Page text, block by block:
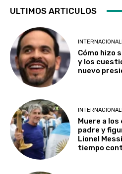
ULTIMOS ARTICULOS
Cómo hizo
y los
nuevo
Muere a
padre y
Lionel
tiempo